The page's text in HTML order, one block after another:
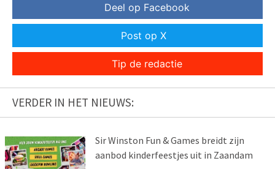
Deel op Facebook
Post op X
Tip de redactie
VERDER IN HET NIEUWS:
Sir Winston Fun & Games breidt zijn
aanbod kinderfeestjes uit in Zaandam